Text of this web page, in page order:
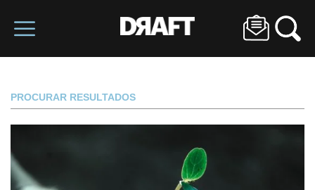
PROCURAR RESULTADOS